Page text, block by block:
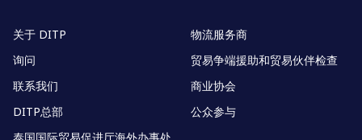
关于 DITP
询问
联系我们
DITP总部
物流服务商
贸易争端援助和贸易伙伴检查
商业协会
公众参与